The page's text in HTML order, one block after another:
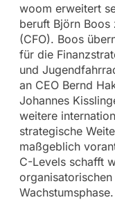
woom erweitert
beruft Björn Boos
(CFO). Boos
für die
und
an CEO Bernd
Johannes
weitere
strategische
maßgeblich
C-Levels schafft
Wachstumsphase.